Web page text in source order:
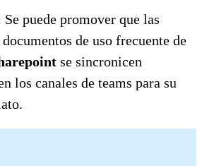
Se puede promover que las
de uso frecuente de
se sincronicen
los canales de teams para su